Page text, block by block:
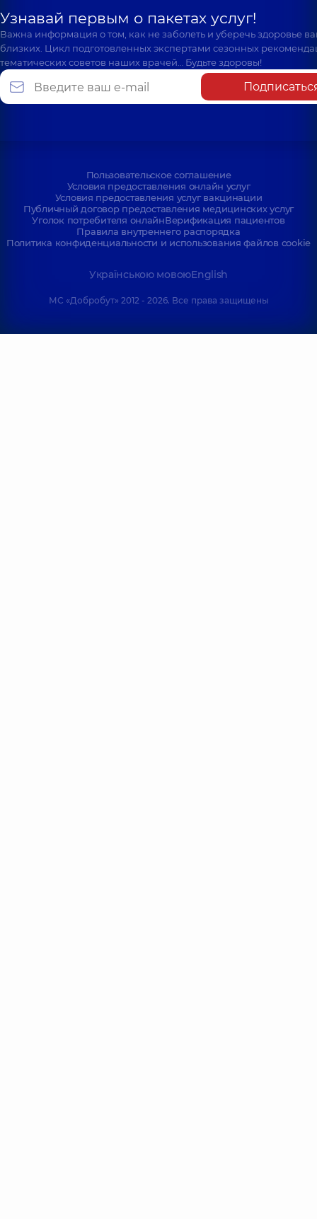
Узнавай первым о пакетах услуг!
Важна информация о том, как не заболеть и уберечь здоровье
близких. Цикл подготовленных экспертами сезонных
тематических советов наших врачей… Будьте здоровы!
Пользовательское соглашение
Условия предоставления онлайн услуг
Условия предоставления услуг вакцинации
Публичный договор предоставления медицинских услуг
Уголок потребителя онлайнВерификация пациентов
Правила внутреннего распорядка
Политика конфиденциальности и использования файлов cookie
Українською мовоюEnglish
МС «Добробут» 2012 - 2026. Все права защищены